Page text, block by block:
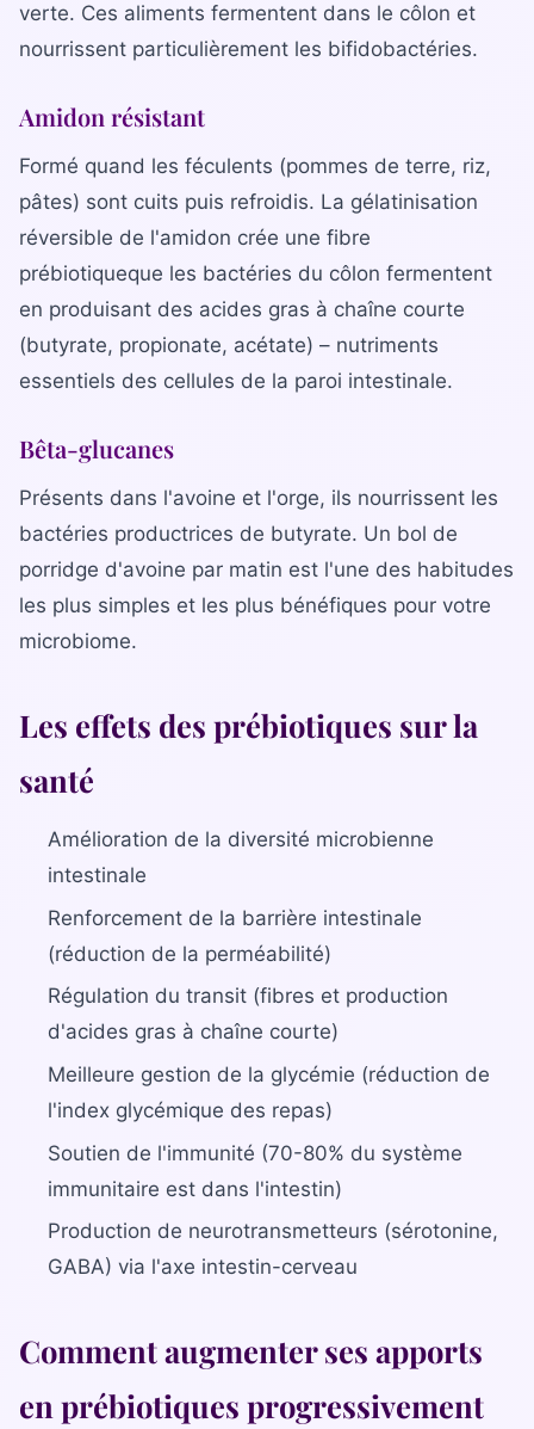
verte. Ces aliments fermentent dans le côlon et
nourrissent particulièrement les bifidobactéries.
Amidon résistant
Formé quand les féculents (pommes de terre, riz,
pâtes) sont cuits puis refroidis. La gélatinisation
réversible de l'amidon crée une fibre
prébiotiqueque les bactéries du côlon fermentent
en produisant des acides gras à chaîne courte
(butyrate, propionate, acétate) – nutriments
essentiels des cellules de la paroi intestinale.
Bêta-glucanes
Présents dans l'avoine et l'orge, ils nourrissent les
bactéries productrices de butyrate. Un bol de
porridge d'avoine par matin est l'une des habitudes
les plus simples et les plus bénéfiques pour votre
microbiome.
Les effets des prébiotiques sur la
santé
Amélioration de la diversité microbienne
intestinale
Renforcement de la barrière intestinale
(réduction de la perméabilité)
Régulation du transit (fibres et production
d'acides gras à chaîne courte)
Meilleure gestion de la glycémie (réduction de
l'index glycémique des repas)
Soutien de l'immunité (70-80% du système
immunitaire est dans l'intestin)
Production de neurotransmetteurs (sérotonine,
GABA) via l'axe intestin-cerveau
Comment augmenter ses apports
en prébiotiques progressivement